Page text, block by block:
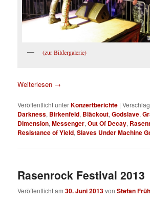
(zur Bildergalerie)
Weiterlesen →
Veröffentlicht unterKonzertberichte |
Darkness, Birkenfeld, Bläckout,Godslave,
Dimension,Messenger,Out Of Decay,
Resistance of Yield,Slaves Under Machine
Rasenrock Festival 2013
Veröffentlicht am30. Juni 2013vonStefan